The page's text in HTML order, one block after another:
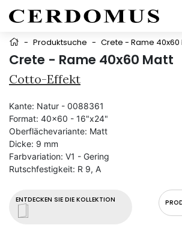
- Produktsuche - Crete - Rame 40x60
Crete - Rame 40x60 Matt
Cotto-Effekt
ENTDECKEN SIE DIE KOLLEKTION
Kante: Natur - 0088361
Format: 40x60 - 16"x24"
Oberflächevariante: Matt
Dicke: 9 mm
Farbvariation: V1 - Gering
Rutschfestigkeit: R 9, A